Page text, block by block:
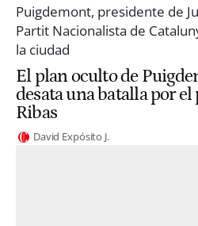
El plan oculto de
desata una batalla por
Ribas
David Expósito J.